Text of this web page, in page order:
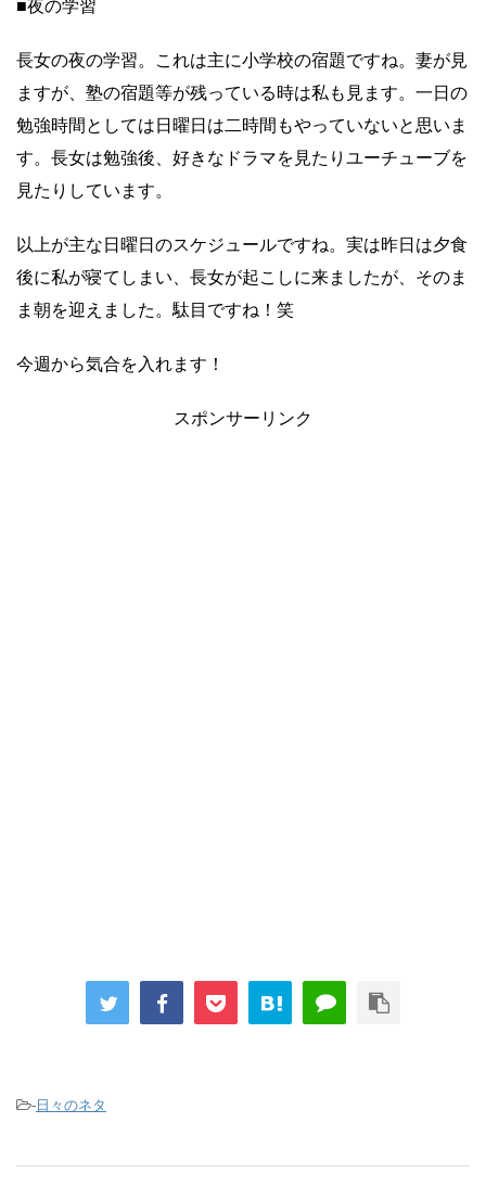
■夜の学習
長女の夜の学習。これは主に小学校の宿題ですね。妻が見
ますが、塾の宿題等が残っている時は私も見ます。一日の
勉強時間としては日曜日は二時間もやっていないと思いま
す。長女は勉強後、好きなドラマを見たりユーチューブを
見たりしています。
以上が主な日曜日のスケジュールですね。実は昨日は夕食
後に私が寝てしまい、長女が起こしに来ましたが、そのま
ま朝を迎えました。駄目ですね！笑
今週から気合を入れます！
スポンサーリンク
- 日々のネタ